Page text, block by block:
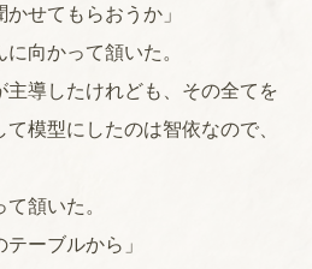
せてもらおうか」
向かって頷いた。
主導したけれども、その全てを
模型にしたのは智依なので、
頷いた。
ーブルから」